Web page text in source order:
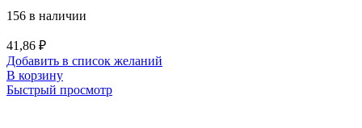
156 в наличии
41,86 ₽
Добавить в список желаний
В корзину
Быстрый просмотр